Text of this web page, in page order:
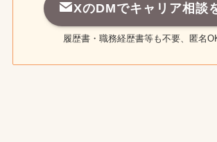
XのDMでキャリア相談
履歴書・職務経歴書等も不要、匿名